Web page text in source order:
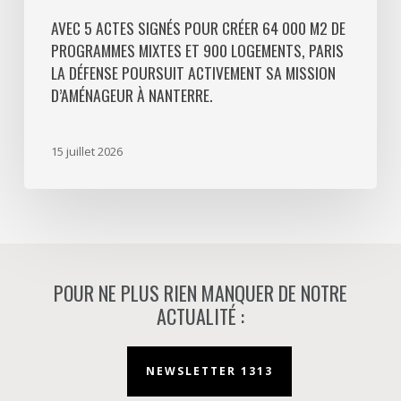
Défense
poursuit
activement
AVEC 5 ACTES SIGNÉS POUR CRÉER 64 000 M2 DE
PROGRAMMES MIXTES ET 900 LOGEMENTS, PARIS
LA DÉFENSE POURSUIT ACTIVEMENT SA MISSION
D’AMÉNAGEUR À NANTERRE.
15 juillet 2026
POUR NE PLUS RIEN MANQUER DE NOTRE
ACTUALITÉ :
NEWSLETTER 1313